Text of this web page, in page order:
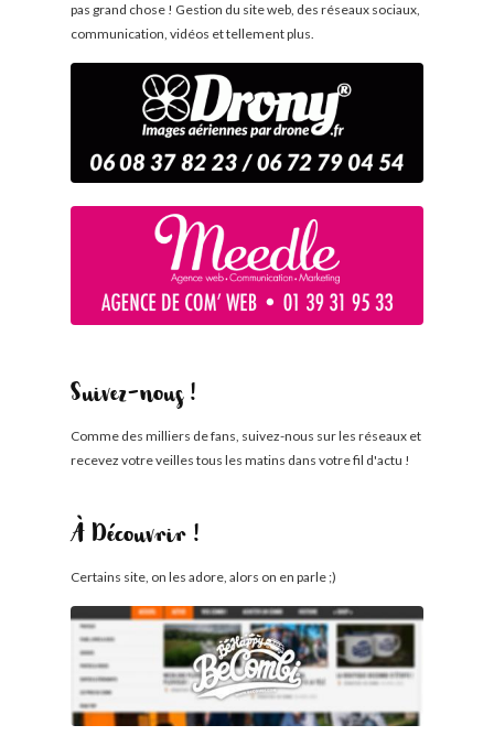
pas grand chose ! Gestion du site web, des réseaux sociaux,
communication, vidéos et tellement plus.
Suivez-nous !
Comme des milliers de fans, suivez-nous sur les réseaux et
recevez votre veilles tous les matins dans votre fil d'actu !
À Découvrir !
Certains site, on les adore, alors on en parle ;)